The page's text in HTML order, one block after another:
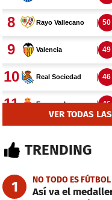
VER TODAS
TRENDING
1 NO TODO ES FÚTBOL
Así va el